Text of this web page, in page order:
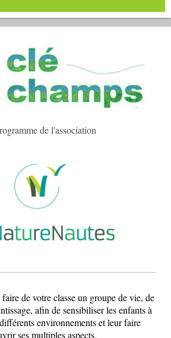
de l'association
de votre classe un groupe de vie, de
afin de sensibiliser les enfants à
environnements et leur faire
ses multiples aspects.